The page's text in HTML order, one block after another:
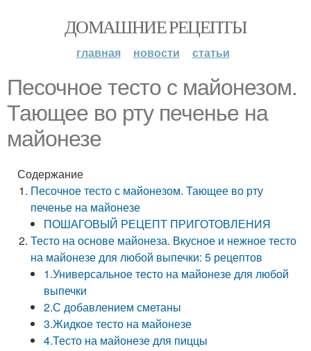
ДОМАШНИЕ РЕЦЕПТЫ
главная новости статьи
Песочное тесто с майонезом.
Тающее во рту печенье на
майонезе
Содержание
Песочное тесто с майонезом. Тающее во рту
печенье на майонезе
ПОШАГОВЫЙ РЕЦЕПТ ПРИГОТОВЛЕНИЯ
Тесто на основе майонеза. Вкусное и нежное тесто
на майонезе для любой выпечки: 5 рецептов
1.Универсальное тесто на майонезе для любой
выпечки
2.С добавлением сметаны
3.Жидкое тесто на майонезе
4.Тесто на майонезе для пиццы